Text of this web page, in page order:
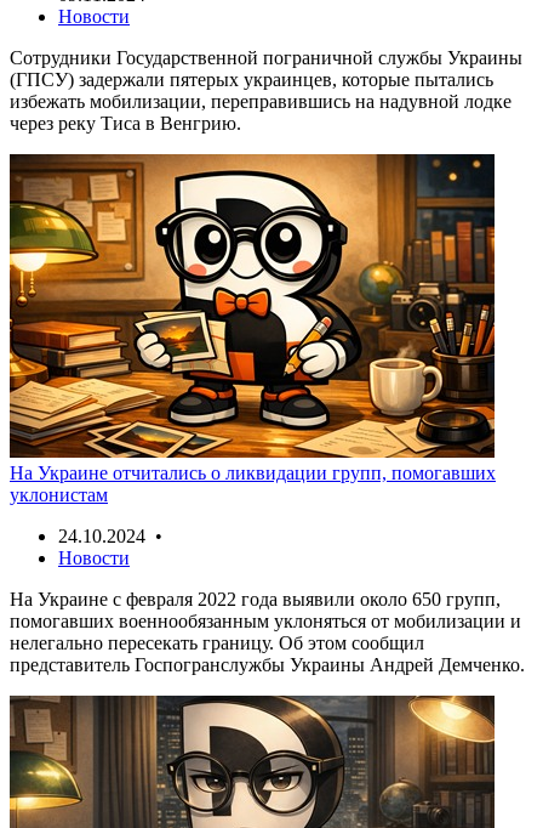
Новости
Сотрудники Государственной пограничной службы Украины
(ГПСУ) задержали пятерых украинцев, которые пытались
избежать мобилизации, переправившись на надувной лодке
через реку Тиса в Венгрию.
На Украине отчитались о ликвидации групп, помогавших
уклонистам
24.10.2024 •
Новости
На Украине с февраля 2022 года выявили около 650 групп,
помогавших военнообязанным уклоняться от мобилизации и
нелегально пересекать границу. Об этом сообщил
представитель Госпогранслужбы Украины Андрей Демченко.